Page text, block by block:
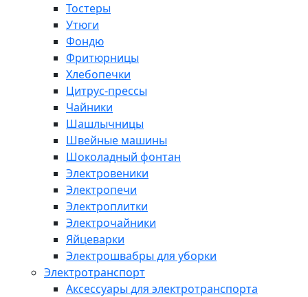
Тостеры
Утюги
Фондю
Фритюрницы
Хлебопечки
Цитрус-прессы
Чайники
Шашлычницы
Швейные машины
Шоколадный фонтан
Электровеники
Электропечи
Электроплитки
Электрочайники
Яйцеварки
Электрошвабры для уборки
Электротранспорт
Аксессуары для электротранспорта